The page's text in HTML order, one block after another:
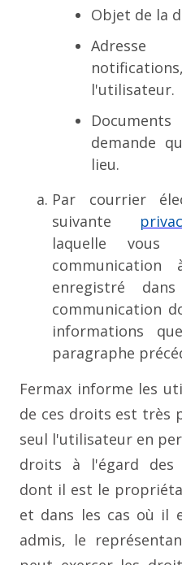
Objet de la
l'utilisateur.
demande
lieu.
Par courrier
suivante
laquelle vous
enregistré
communication
informations
paragraphe
Fermax informe les
de ces droits est très
seul l'utilisateur en
droits à l'égard des
dont il est le
et dans les cas où il
admis, le